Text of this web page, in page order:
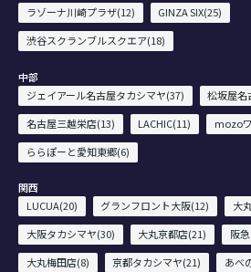
ラゾーナ川崎プラザ(12)
GINZA SIX(25)
渋谷スクランブルスクエア(18)
中部
ジェイアール名古屋タカシマヤ(37)
松坂屋名
名古屋三越栄店(13)
LACHIC(11)
mozo
ららぽーと愛知東郷(6)
関西
LUCUA(20)
グランフロント大阪(12)
大
大阪タカシマヤ(30)
大丸京都店(21)
阪
大丸梅田店(8)
京都タカシマヤ(21)
あべ